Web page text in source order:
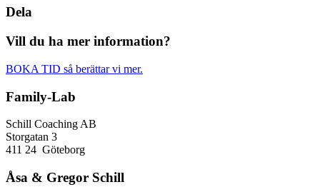
Dela
Vill du ha mer information?
BOKA TID så berättar vi mer.
Family-Lab
Schill Coaching AB
Storgatan 3
411 24 Göteborg
Åsa & Gregor Schill